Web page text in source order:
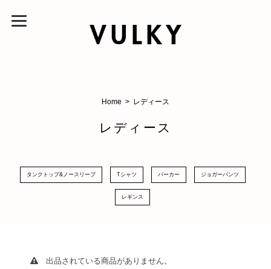
Home レディース
レディース
タンクトップ&ノースリーブ Tシャツ パーカー ジョガーパンツ
レギンス
出品されている商品がありません。